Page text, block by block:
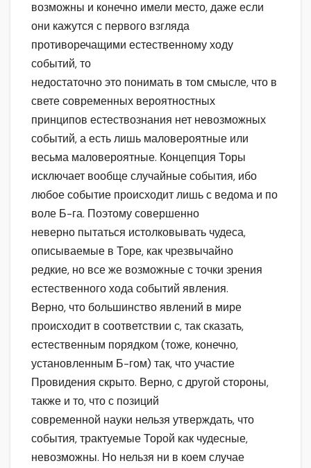
возможны и конечно имели место, даже если
они кажутся с первого взгляда
противоречащими естественному ходу
событий, то
недостаточно это понимать в том смысле, что в
свете современных вероятностных
принципов естествознания нет невозможных
событий, а есть лишь маловероятные или
весьма маловероятные. Концепция Торы
исключает вообще случайные события, ибо
любое событие происходит лишь с ведома и по
воле Б-га. Поэтому совершенно
неверно пытаться истолковывать чудеса,
описываемые в Торе, как чрезвычайно
редкие, но все же возможные с точки зрения
естественного хода событий явления.
Верно, что большинство явлений в мире
происходит в соответствии с, так сказать,
естественным порядком (тоже, конечно,
установленным Б-гом) так, что участие
Провидения скрыто. Верно, с другой стороны,
также и то, что с позиций
современной науки нельзя утверждать, что
события, трактуемые Торой как чудесные,
невозможны. Но нельзя ни в коем случае